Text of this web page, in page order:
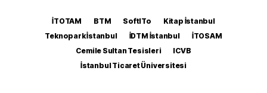
İTOTAM BTM SoftITo
Kitap İstanbul
Teknopark İstanbul
İDTM İstanbul
İTOSAM
Cemile Sultan Tesisleri
ICVB
İstanbul Ticaret Üniversitesi